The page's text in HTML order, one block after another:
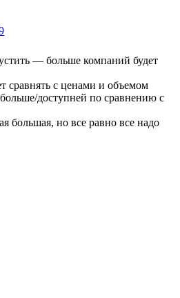
— больше компаний будет
сравнять с ценами и объемом
доступней по сравнению с
большая, но все равно все надо